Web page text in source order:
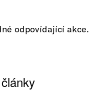
odpovídající akce.